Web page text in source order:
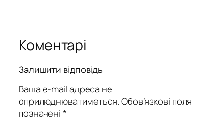
Коментарі
Залишити відповідь
Ваша e-mail адреса не
оприлюднюватиметься.Обов’язкові поля
позначені*